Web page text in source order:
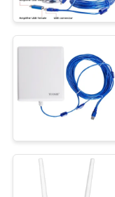
PRIVACY
POLICY
เราเ
แจ้ง